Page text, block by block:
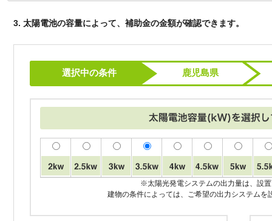
3. 太陽電池の容量によって、補助金の金額が確認できます。
選択中の条件 鹿児島県
※太陽光発電システムの出力量は、設
建物の条件によっては、ご希望の出力システムを